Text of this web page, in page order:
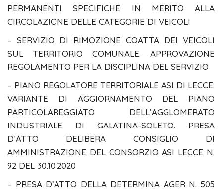
PERMANENTI SPECIFICHE IN MERITO ALLA
CIRCOLAZIONE DELLE CATEGORIE DI VEICOLI
– SERVIZIO DI RIMOZIONE COATTA DEI VEICOLI
SUL TERRITORIO COMUNALE. APPROVAZIONE
REGOLAMENTO PER LA DISCIPLINA DEL SERVIZIO
– PIANO REGOLATORE TERRITORIALE ASI DI LECCE.
VARIANTE DI AGGIORNAMENTO DEL PIANO
PARTICOLAREGGIATO DELL’AGGLOMERATO
INDUSTRIALE DI GALATINA-SOLETO. PRESA
D’ATTO DELIBERA CONSIGLIO DI
AMMINISTRAZIONE DEL CONSORZIO ASI LECCE N.
92 DEL 30.10.2020
– PRESA D’ATTO DELLA DETERMINA AGER N. 505